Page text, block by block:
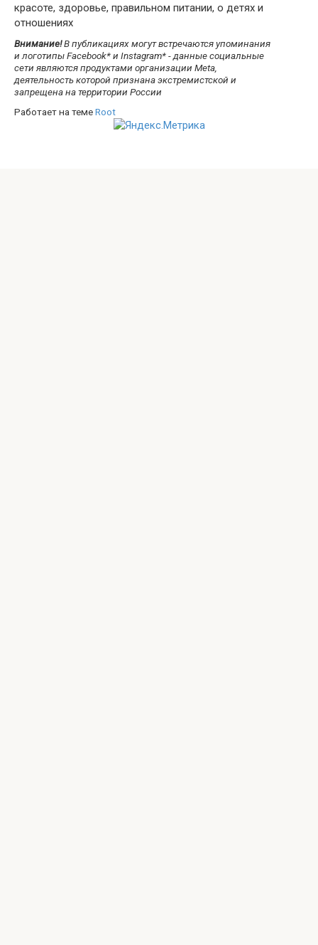
красоте, здоровье, правильном питании, о детях и
отношениях
Внимание!В публикациях могут встречаются упоминания
и логотипы Facebook* и Instagram* - данные социальные
сети являются продуктами организации Meta,
деятельность которой признана экстремистской и
запрещена на территории России
Работает на темеRoot